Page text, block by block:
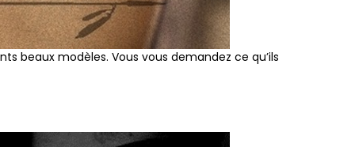
beaux modèles. Vous vous demandez ce qu’ils